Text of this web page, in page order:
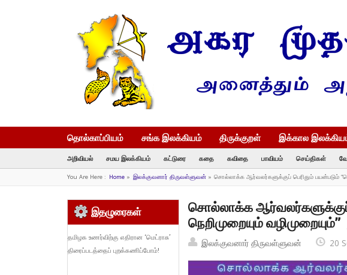
தொல்காப்பியம் சங்க இலக்கியம் திருக்குறள் இக்கால
அறிவியல் சமய இலக்கியம் கட்டுரை கதை கவிதை பாவியம் செய்திகள்
You Are Here : Home» இலக்குவனார் திருவள்ளுவன்» சொல்லாக்க ஆர்வலர்களுக்குப் பெரிதும் பயன்படும்
சொல்லாக்க
நெறிமுறையும்
இலக்குவனார் திருவள்ளுவன் 20
இதழுரைகள்
தமிழக உணர்விற்கு எதிரான ‘மெட்ராசு’
திரைப்படத்தைப் புறக்கணிப்போம்!